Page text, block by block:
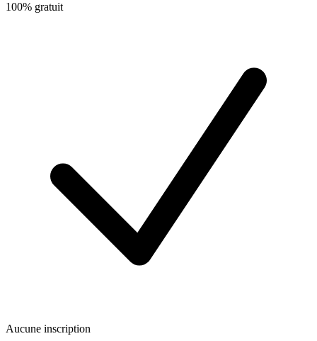
100% gratuit
Aucune inscription